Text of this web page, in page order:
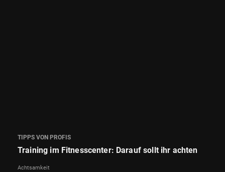
TIPPS VON PROFIS
Training im Fitnesscenter: Darauf sollt ihr achten
Achtsamkeit